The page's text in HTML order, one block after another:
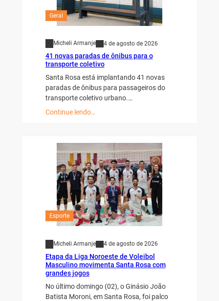
Geral
Micheli Armanje 4 de agosto de 2026
41 novas paradas de ônibus para o
transporte coletivo
Santa Rosa está implantando 41 novas
paradas de ônibus para passageiros do
transporte coletivo urbano.…
Continue lendo…
Esporte
Micheli Armanje 4 de agosto de 2026
Etapa da Liga Noroeste de Voleibol
Masculino movimenta Santa Rosa com
grandes jogos
No último domingo (02), o Ginásio João
Batista Moroni, em Santa Rosa, foi palco